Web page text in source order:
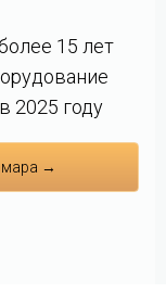
15 лет
2025 году
→